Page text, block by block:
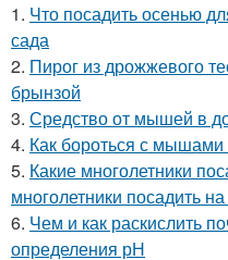
1. Что посадить осенью
сада
2. Пирог из дрожжевого
брынзой
3. Средство от мышей в
4. Как бороться с
5. Какие многолетники
многолетники посадить
6. Чем и как раскислить
определения рН